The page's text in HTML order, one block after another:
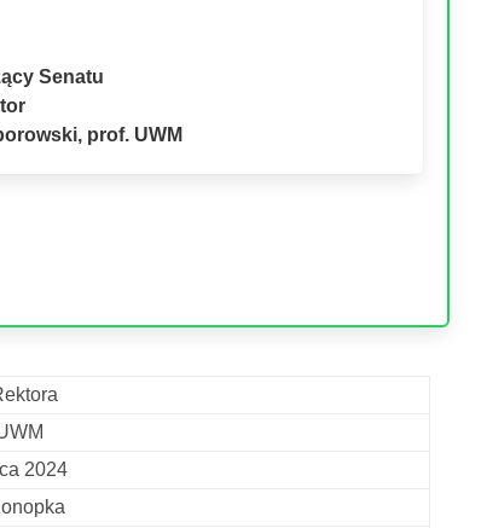
Senatu
prof. UWM
2024